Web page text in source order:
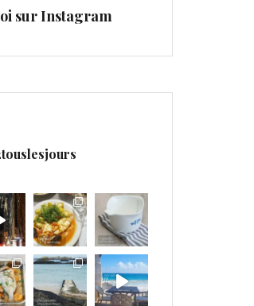
sur Instagram